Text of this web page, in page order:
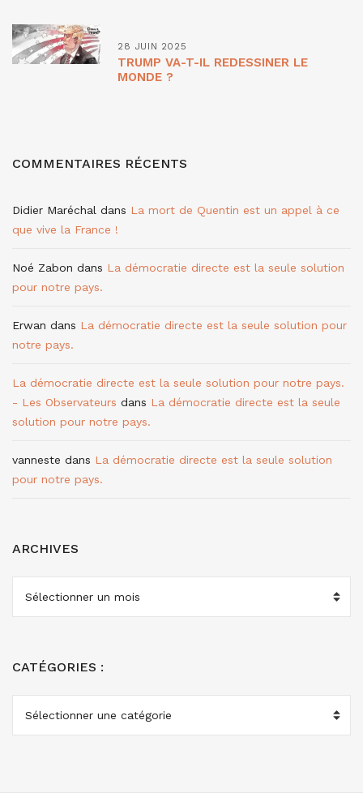
28 JUIN 2025
TRUMP VA-T-IL REDESSINER LE
MONDE ?
COMMENTAIRES RÉCENTS
Didier Maréchal dans La mort de Quentin est un appel à ce
que vive la France !
Noé Zabon dans La démocratie directe est la seule solution
pour notre pays.
Erwan dans La démocratie directe est la seule solution pour
notre pays.
La démocratie directe est la seule solution pour notre pays.
- Les Observateurs dans La démocratie directe est la seule
solution pour notre pays.
vanneste dans La démocratie directe est la seule solution
pour notre pays.
ARCHIVES
ARCHIVES
CATÉGORIES :
CATÉGORIES